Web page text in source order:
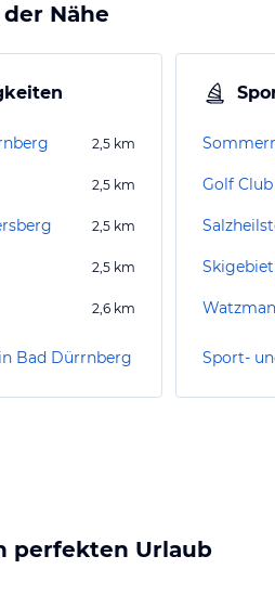
Nähe
2,5 km
2,5 km
2,5 km
2,5 km
2,6 km
Bad Dürrnberg
Golf
perfekten Urlaub